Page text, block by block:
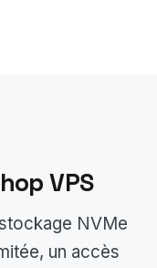
VPS
NVMe
un accès